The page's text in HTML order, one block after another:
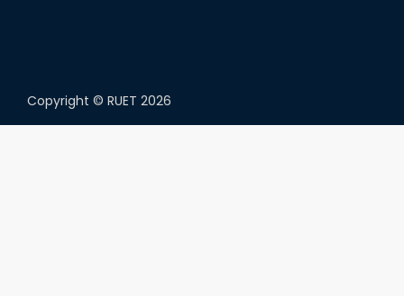
Copyright © RUET 2026